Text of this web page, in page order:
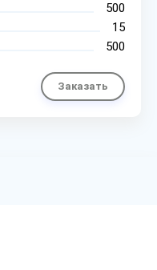
500
15
500
Заказать